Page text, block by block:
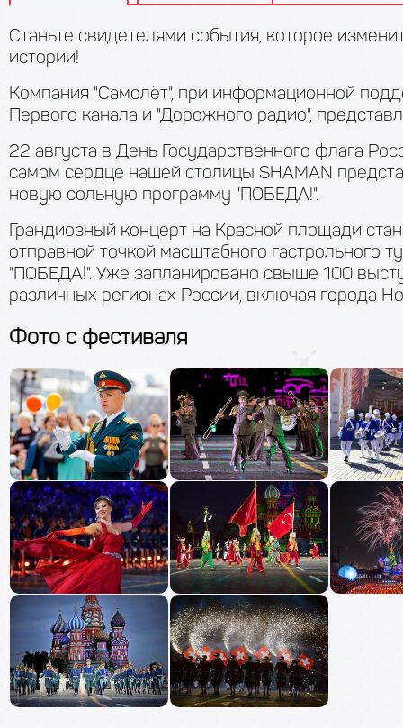
Станьте свидетелями события, которое
истории!
Компания "Самолёт", при информационной
Первого канала и "Дорожного радио",
22 августа в День Государственного флага
самом сердце нашей столицы SHAMAN
новую сольную программу "ПОБЕДА!".
Грандиозный концерт на Красной площади
отправной точкой масштабного гастрольного
"ПОБЕДА!". Уже запланировано свыше 100
различных регионах России, включая города
Фото c фестиваля